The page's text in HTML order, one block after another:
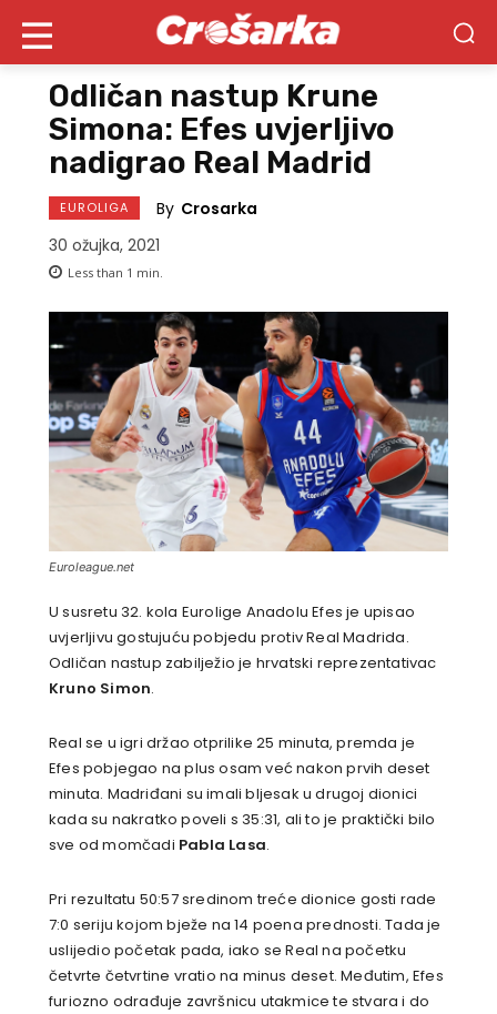
Odličan nastup Krune
Simona: Efes uvjerljivo
nadigrao Real Madrid
EUROLIGA By Crosarka
30 ožujka, 2021
Less than 1 min.
Euroleague.net
U susretu 32. kola Eurolige Anadolu Efes je upisao
uvjerljivu gostujuću pobjedu protiv Real Madrida.
Odličan nastup zabilježio je hrvatski reprezentativac
Kruno Simon.
Real se u igri držao otprilike 25 minuta, premda je
Efes pobjegao na plus osam već nakon prvih deset
minuta. Madriđani su imali bljesak u drugoj dionici
kada su nakratko poveli s 35:31, ali to je praktički bilo
sve od momčadi Pabla Lasa.
Pri rezultatu 50:57 sredinom treće dionice gosti rade
7:0 seriju kojom bježe na 14 poena prednosti. Tada je
uslijedio početak pada, iako se Real na početku
četvrte četvrtine vratio na minus deset. Međutim, Efes
furiozno odrađuje završnicu utakmice te stvara i do